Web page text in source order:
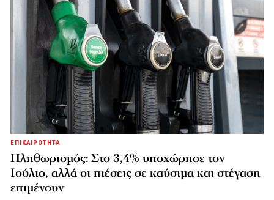
ΕΠΙΚΑΙΡΟΤΗΤΑ
Πληθωρισμός: Στο 3,4% υποχώρησε τον
Ιούλιο, αλλά οι πιέσεις σε καύσιμα και στέγαση
επιμένουν